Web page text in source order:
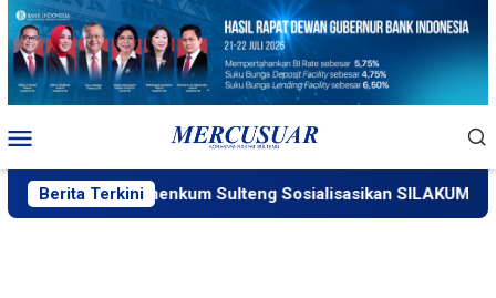
Loncat
konten
Mobile
Berita Terkini
Kemenkum Sulteng Sosialisasikan SILAKUM